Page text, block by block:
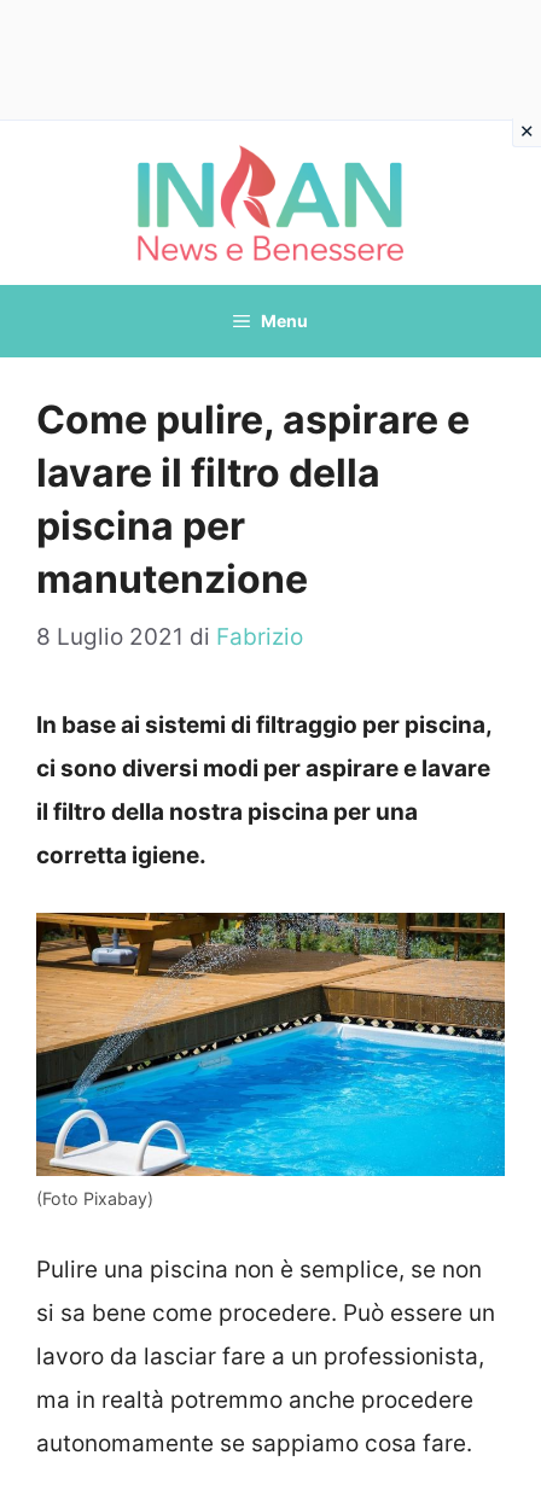
Menu
Come pulire, aspirare e
lavare il filtro della
piscina per
manutenzione
8 Luglio 2021 di Fabrizio
In base ai sistemi di filtraggio per piscina,
ci sono diversi modi per aspirare e lavare
il filtro della nostra piscina per una
corretta igiene.
(Foto Pixabay)
Pulire una piscina non è semplice, se non
si sa bene come procedere. Può essere un
lavoro da lasciar fare a un professionista,
ma in realtà potremmo anche procedere
autonomamente se sappiamo cosa fare.